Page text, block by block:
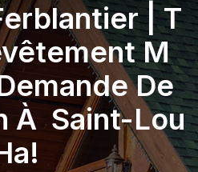
| T
M
De
À Saint-Lou